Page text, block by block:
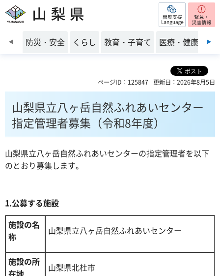
山梨県 閲覧支援
前のスライドを表示
防災・安全 くらし 教育・子育て 医療・健康・福
ページID：125847 更新日：2026年8月5日
山梨県立八ヶ岳自然ふれあいセンター
指定管理者募集（令和8年度）
山梨県立八ヶ岳自然ふれあいセンターの指定管理者を以下
のとおり募集します。
1.公募する施設
施設の名
称
山梨県立八ヶ岳自然ふれあいセンター
施設の所
山梨県北杜市